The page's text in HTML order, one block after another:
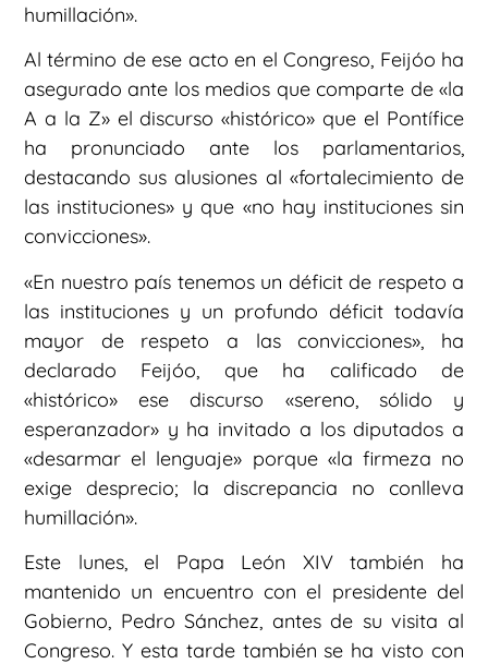
humillación».
Al término de ese acto en el Congreso, Feijóo ha
asegurado ante los medios que comparte de «la
A a la Z» el discurso «histórico» que el Pontífice
ha pronunciado ante los parlamentarios,
destacando sus alusiones al «fortalecimiento de
las instituciones» y que «no hay instituciones sin
convicciones».
«En nuestro país tenemos un déficit de respeto a
las instituciones y un profundo déficit todavía
mayor de respeto a las convicciones», ha
declarado Feijóo, que ha calificado de
«histórico» ese discurso «sereno, sólido y
esperanzador» y ha invitado a los diputados a
«desarmar el lenguaje» porque «la firmeza no
exige desprecio; la discrepancia no conlleva
humillación».
Este lunes, el Papa León XIV también ha
mantenido un encuentro con el presidente del
Gobierno, Pedro Sánchez, antes de su visita al
Congreso. Y esta tarde también se ha visto con